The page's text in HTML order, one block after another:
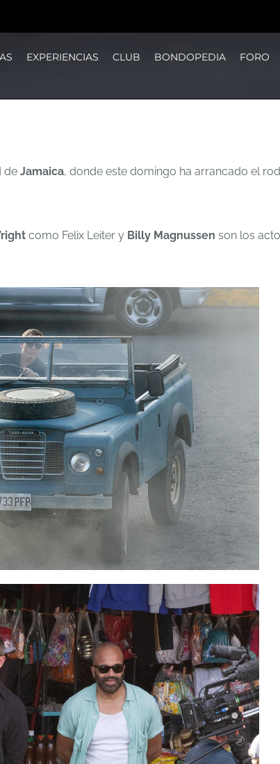
EXPERIENCIAS CLUB BONDOPEDIA FORO
de Jamaica, donde este domingo ha arrancado el
como Felix Leiter y Billy Magnussen son los